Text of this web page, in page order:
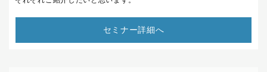
セミナー詳細へ